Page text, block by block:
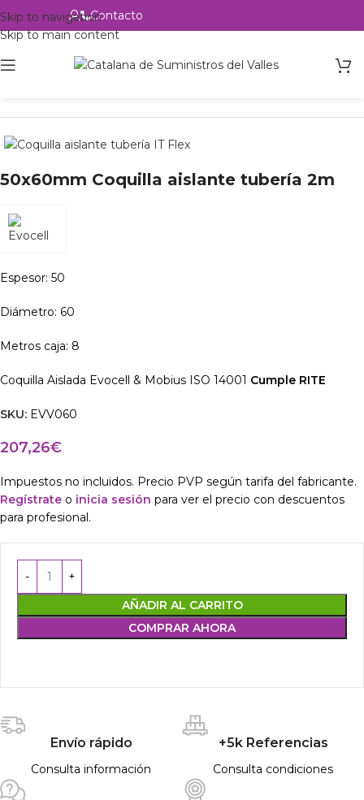
Skip to navigation
Skip to main content
Contacto
50x60mm Coquilla aislante tubería 2m
Espesor: 50
Diámetro: 60
Metros caja: 8
Coquilla Aislada Evocell & Mobius ISO 14001 Cumple RITE
SKU: EVV060
207,26€
Impuestos no incluidos. Precio PVP según tarifa del fabricante.
Regístrate o inicia sesión para ver el precio con descuentos
para profesional.
AÑADIR AL CARRITO
COMPRAR AHORA
Envío rápido
Consulta información
+5k Referencias
Consulta condiciones